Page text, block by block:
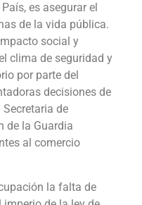
es asegurar el
de la vida pública.
social y
clima de seguridad y
por parte del
decisiones de
de
de la Guardia
al comercio
la falta de